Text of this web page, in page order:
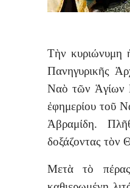
Τὴν κυριώνυμη
Πανηγυρικῆς
Ναὸ τῶν Ἁγίων
ἐφημερίου τοῦ
Ἀβραμίδη.
δοξάζοντας τὸν
Μετὰ τὸ πέρας